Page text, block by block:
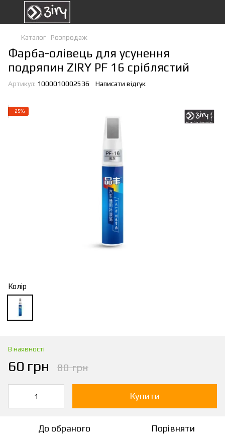
Каталог Розпродаж
Фарба-олівець для усунення
подряпин ZIRY PF 16 сріблястий
Артикул: 1000010002536 Написати відгук
−25%
Колір
В наявності
60 грн 80 грн
Купити
До обраного Порівняти